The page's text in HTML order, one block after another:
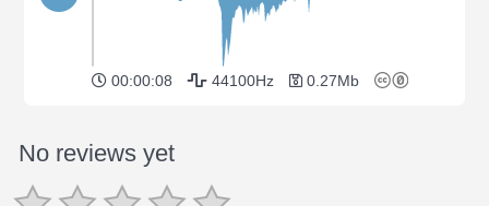
00:00:08 44100Hz 0.27Mb
No reviews yet